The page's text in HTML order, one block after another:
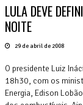
LULA DEVE
NOITE
29 de abril de 2008
O presidente Luiz
18h30, com os
Energia, Edison